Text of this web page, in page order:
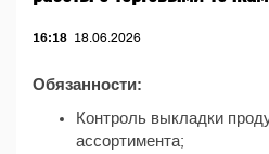
16:18 18.06.2026
Обязанности:
Контроль выкладки
ассортимента;